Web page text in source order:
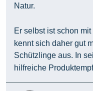
Natur.
Er selbst ist schon
kennt sich daher gut
Schützlinge aus. In
hilfreiche